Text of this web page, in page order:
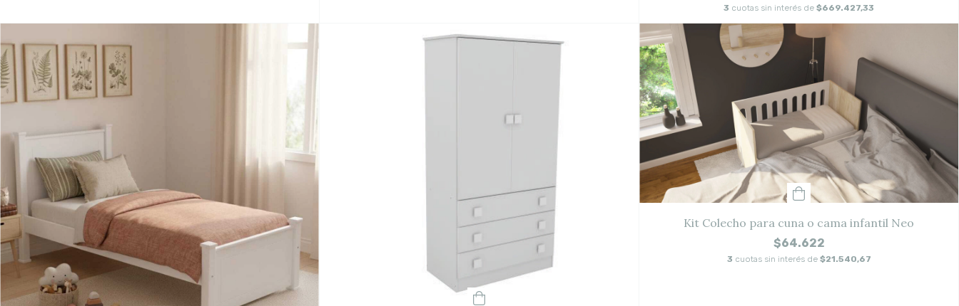
3 cuotas sin interés de $669.427,33
Kit Colecho para cuna o cama infantil Neo
$64.622
3 cuotas sin interés de $21.540,67